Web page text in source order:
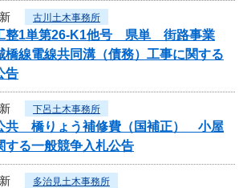
古川土木事務所
整1単第26-K1他号 県単 街路事業
橋線電線共同溝（債務）工事に関する
告
下呂土木事務所
共 橋りょう補修費（国補正） 小屋
る一般競争入札公告
多治見土木事務所